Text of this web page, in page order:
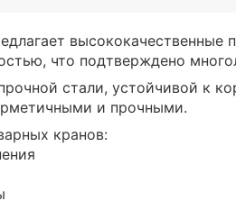
что подтверждено
стали, устойчивой к
и прочными.
кранов: